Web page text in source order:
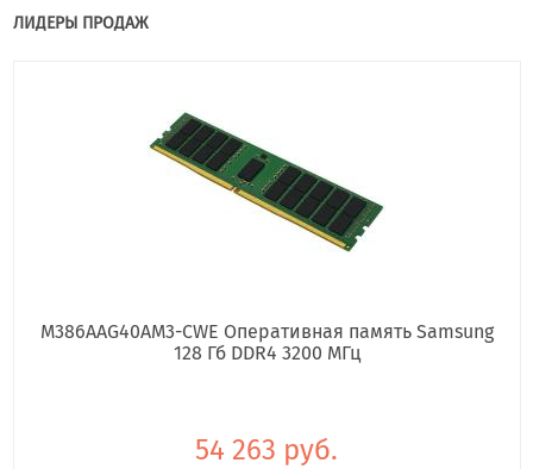
ЛИДЕРЫ ПРОДАЖ
M386AAG40AM3-CWE Оперативная память Samsung
128 Гб DDR4 3200 МГц
54 263 руб.